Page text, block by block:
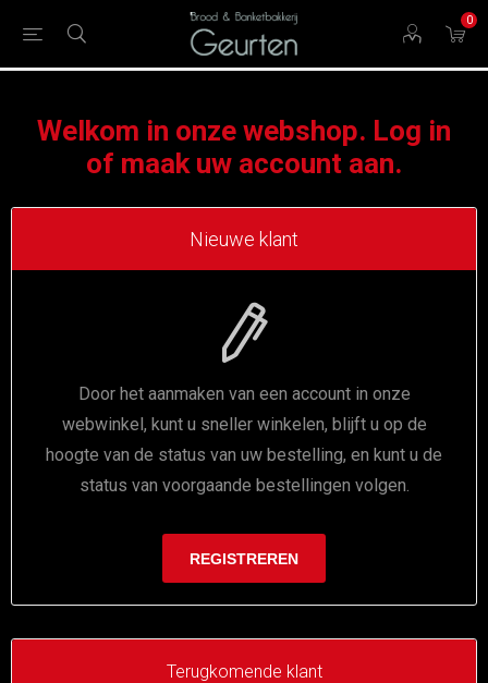
0
Welkom in onze webshop. Log in
of maak uw account aan.
Nieuwe klant
Door het aanmaken van een account in onze
webwinkel, kunt u sneller winkelen, blijft u op de
hoogte van de status van uw bestelling, en kunt u de
status van voorgaande bestellingen volgen.
Terugkomende klant